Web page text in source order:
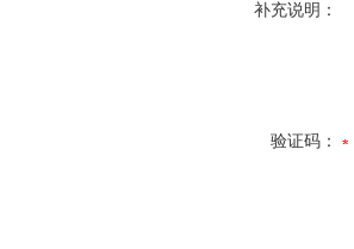
补充说明：
验证码：